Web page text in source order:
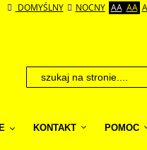
DOMYŚLNY NOCNY AA AA
KONTAKT POMOC